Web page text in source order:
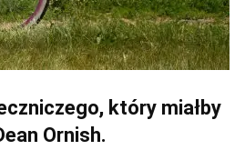
który miałby
Ornish.